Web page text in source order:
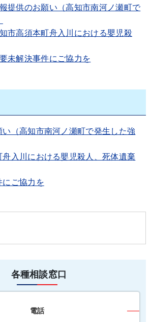
提供のお願い（高知市南河ノ瀬町で
市高須本町舟入川における嬰児殺
未解決事件にご協力を
（高知市南河ノ瀬町で発生した強
入川における嬰児殺人、死体遺棄
にご協力を
各種相談窓口
電話